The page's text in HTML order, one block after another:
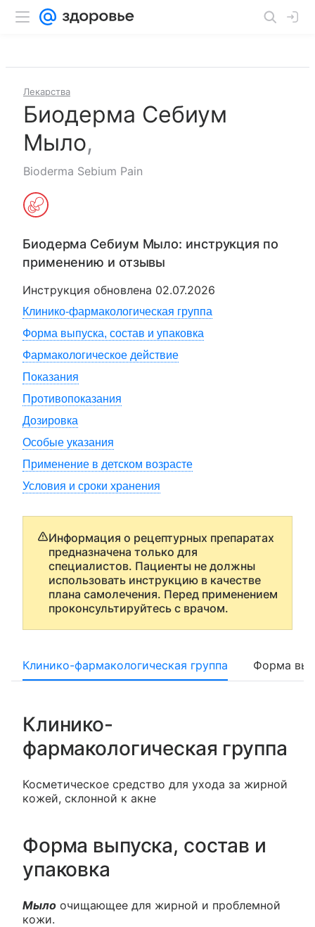
Лекарства
Биодерма Себиум
Мыло,
Bioderma Sebium Pain
Биодерма Себиум Мыло: инструкция по
применению и отзывы
Инструкция обновлена 02.07.2026
Клинико-фармакологическая группа
Форма выпуска, состав и упаковка
Фармакологическое действие
Показания
Противопоказания
Дозировка
Особые указания
Применение в детском возрасте
Условия и сроки хранения
Информация о рецептурных препаратах
предназначена только для
специалистов. Пациенты не должны
использовать инструкцию в качестве
плана самолечения. Перед применением
проконсультируйтесь с врачом.
Клинико-фармакологическая группа Форма
Клинико-
фармакологическая группа
Косметическое средство для ухода за жирной
кожей, склонной к акне
Форма выпуска, состав и
упаковка
Мыло очищающее для жирной и проблемной
кожи.